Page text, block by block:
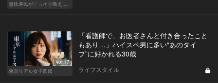
恵比寿民がこっそり教える、 “俺の恵比寿”
Vol.17
東京リアル女子図鑑
「看護師で、お医者さんと付き合ったこと
もあり…」ハイスペ男に多い“あのタイ
プ”に好かれる30歳
ライフスタイル